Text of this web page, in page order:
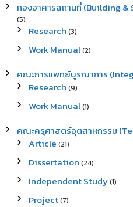
กองอาคารสถานที่ (Building
(5)
Research (3)
Work Manual(2)
คณะการแพทย์บูรณาการ
Research (9)
Work Manual(1)
คณะครุศาสตร์อุตสาหกรรม
Article (21)
Dissertation (24)
Independent Study(1)
Project(7)